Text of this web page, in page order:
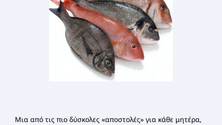
Μια από τις πιο δύσκολες «αποστολές» για κάθε μητέρα,